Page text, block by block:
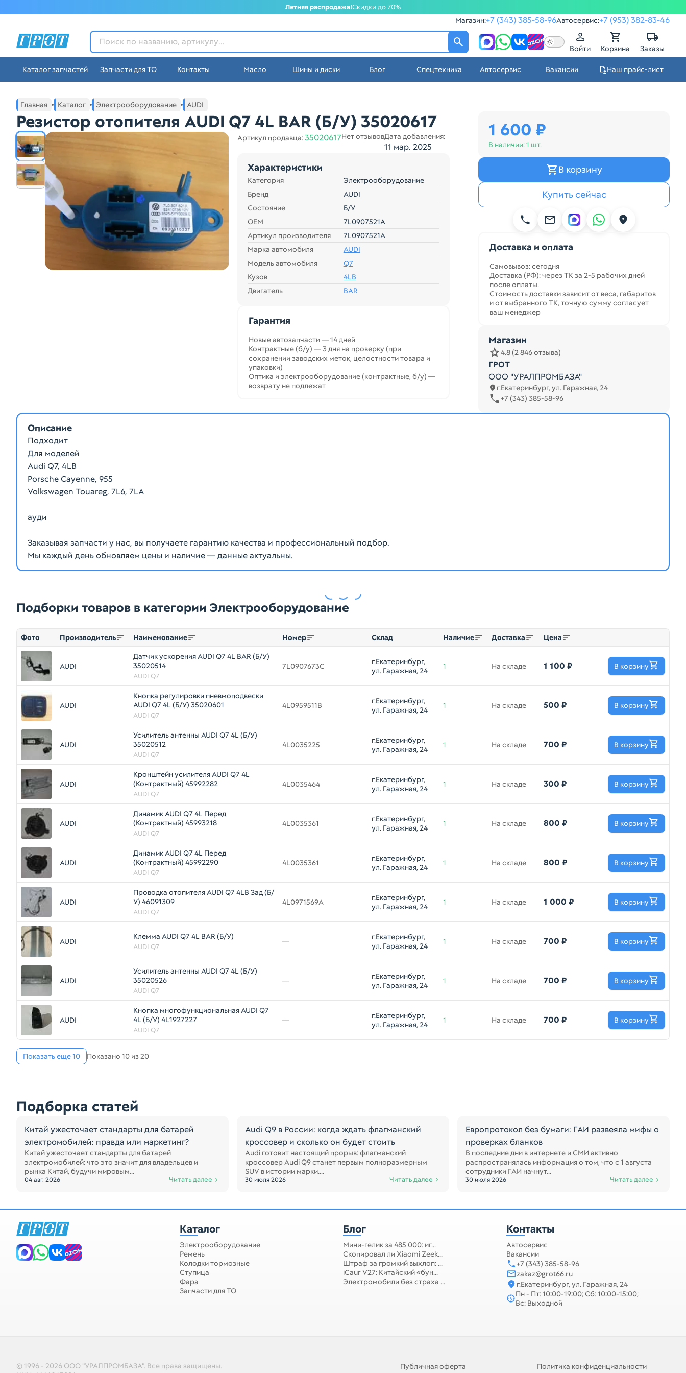
Летняя распродажа!Скидки до 70%
Магазин:+7 (343) 385-58-96Автосервис:+7 (953) 382-83-46
ГРОТ - Автозапчасти в Екатеринбурге
Войти Корзина Заказы
Каталог запчастей Запчасти для ТО Контакты Масло Шины и диски Блог Спецтехника Автосервис Вакансии Наш прайс-лист
Основное меню навигации интернет-магазина автозапчастей в Екатеринбурге
Главная Каталог Электрооборудование AUDI
Резистор отопителя AUDI Q7 4L BAR (Б/У) 35020617
Артикул продавца:35020617Нет отзывовДата добавления:
11 мар. 2025
Характеристики
Категория
Электрооборудование
Бренд
AUDI
Состояние
Б/У
ОЕМ
7L0907521A
Артикул производителя
7L0907521A
Марка автомобиля
AUDI
Модель автомобиля
Q7
Кузов
4LB
Двигатель
BAR
Гарантия
Новые автозапчасти — 14 дней
Контрактные (б/у) — 3 дня на проверку (при
сохранении заводских меток, целостности товара и
упаковки)
Оптика и электрооборудование (контрактные, б/у) —
возврату не подлежат
1 600 ₽
В наличии:1 шт.
В корзину
Купить сейчас
Доставка и оплата
Самовывоз: сегодня
Доставка (РФ): через ТК за 2-5 рабочих дней
после оплаты.
Стоимость доставки зависит от веса, габаритов
и от выбранного ТК, точную сумму согласует
ваш менеджер
Магазин
4.8 (2 846 отзыва)
ГРОТ
ООО "УРАЛПРОМБАЗА"
г.Екатеринбург, ул. Гаражная, 24
+7 (343) 385-58-96
Описание
Подходит
Для моделей
Audi Q7, 4LB
Porsche Cayenne, 955
Volkswagen Touareg, 7L6, 7LA
ауди
Заказывая запчасти у нас, вы получаете гарантию качества и профессиональный подбор.
Мы каждый день обновляем цены и наличие — данные актуальны.
Подборки товаров в категории Электрооборудование
Фото Производитель Наименование Номер Склад Наличие Доставка Цена
AUDI
Датчик ускорения AUDI Q7 4L BAR (Б/У)
35020514
AUDI Q7
7L0907673C
г.Екатеринбург,
ул. Гаражная, 24
1 На складе 1 100 ₽ В корзину
AUDI
Кнопка регулировки пневмоподвески
AUDI Q7 4L (Б/У) 35020601
AUDI Q7
4L0959511B
г.Екатеринбург,
ул. Гаражная, 24
1 На складе 500 ₽ В корзину
AUDI
Усилитель антенны AUDI Q7 4L (Б/У)
35020512
AUDI Q7
4L0035225
г.Екатеринбург,
ул. Гаражная, 24
1 На складе 700 ₽ В корзину
AUDI
Кронштейн усилителя AUDI Q7 4L
(Контрактный) 45992282
AUDI Q7
4L0035464
г.Екатеринбург,
ул. Гаражная, 24
1 На складе 300 ₽ В корзину
AUDI
Динамик AUDI Q7 4L Перед
(Контрактный) 45993218
AUDI Q7
4L0035361
г.Екатеринбург,
ул. Гаражная, 24
1 На складе 800 ₽ В корзину
AUDI
Динамик AUDI Q7 4L Перед
(Контрактный) 45992290
AUDI Q7
4L0035361
г.Екатеринбург,
ул. Гаражная, 24
1 На складе 800 ₽ В корзину
AUDI
Проводка отопителя AUDI Q7 4LB Зад (Б/
У) 46091309
AUDI Q7
4L0971569A
г.Екатеринбург,
ул. Гаражная, 24
1 На складе 1 000 ₽ В корзину
AUDI
Клемма AUDI Q7 4L BAR (Б/У)
AUDI Q7
—
г.Екатеринбург,
ул. Гаражная, 24
1 На складе 700 ₽ В корзину
AUDI
Усилитель антенны AUDI Q7 4L (Б/У)
35020526
AUDI Q7
—
г.Екатеринбург,
ул. Гаражная, 24
1 На складе 700 ₽ В корзину
AUDI
Кнопка многофункциональная AUDI Q7
4L (Б/У) 4L1927227
AUDI Q7
—
г.Екатеринбург,
ул. Гаражная, 24
1 На складе 700 ₽ В корзину
Показать еще 10 Показано 10 из 20
Подборка статей
Китай ужесточает стандарты для батарей
электромобилей: правда или маркетинг?
Китай ужесточает стандарты для батарей
электромобилей: что это значит для владельцев и
рынка Китай, будучи мировым...
04 авг. 2026 Читать далее
Audi Q9 в России: когда ждать флагманский
кроссовер и сколько он будет стоить
Audi готовит настоящий прорыв: флагманский
кроссовер Audi Q9 станет первым полноразмерным
SUV в истории марки....
30 июля 2026 Читать далее
Европротокол без бумаги: ГАИ развеяла мифы о
проверках бланков
В последние дни в интернете и СМИ активно
распространялась информация о том, что с 1 августа
сотрудники ГАИ начнут...
30 июля 2026 Читать далее
Запчасти для спецтехники
Каталог
Электрооборудование
Ремень
Колодки тормозные
Ступица
Фара
Запчасти для ТО
Блог
Мини-гелик за 485 000: иг...
Скопировал ли Xiaomi Zeek...
Штраф за громкий выхлоп: ...
iCaur V27: Китайский «бун...
Электромобили без страха ...
Контакты
Автосервис
Вакансии
+7 (343) 385-58-96
zakaz@grot66.ru
г.Екатеринбург, ул. Гаражная, 24
Пн - Пт: 10:00-19:00; Сб: 10:00-15:00;
Вс: Выходной
© 1996 - 2026 ООО "УРАЛПРОМБАЗА". Все права защищены.
Публичная оферта Политика конфиденциальности